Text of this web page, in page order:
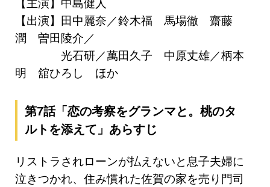
【主演】中島健人
【出演】田中麗奈／鈴木福 馬場徹 齋藤
潤 曽田陵介／
光石研／萬田久子 中原丈雄／柄本
明 舘ひろし ほか
第7話「恋の考察をグランマと。桃のタ
ルトを添えて」あらすじ
リストラされローンが払えないと息子夫婦に
泣きつかれ、住み慣れた佐賀の家を売り門司